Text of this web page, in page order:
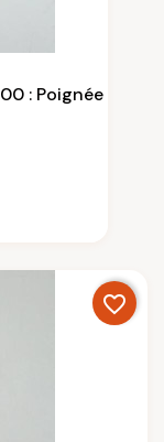
: Poignée
favorite_border